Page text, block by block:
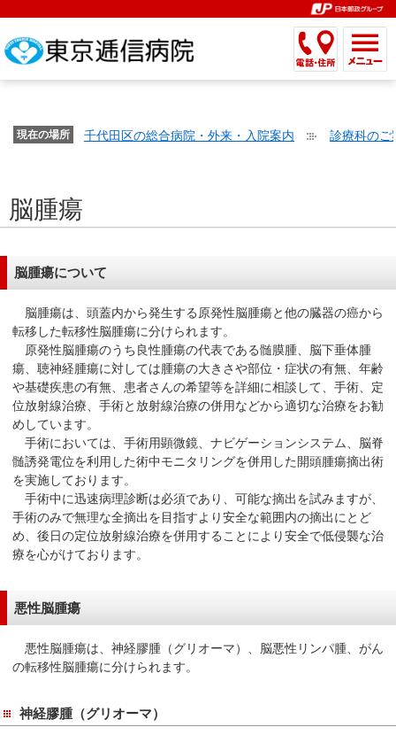
が
で
す。
ー
ジ
内
メ
ー
ヘ
ダ
ー
メ
ニ
ュ
ー
へ
移
動
し
ま
す
共
通
メ
ュ
ー
へ
移
し
こ
き
さ
で
す。
こ
大
き
定
す。
こ
メ
ニ
で
す。
こ
ま
ッ
メ
ニ
で
す。
こ
か
イ
検
索
す。
こ
こ
ま
イ
検
索
す。
こ
こ
か
通
ュ
ー
す。
こ
こ
ま
共
通
ュ
ー
す。
現在の場所 千代田区の総合病院・外来・入院案内 診療科のご
こ
か
文
す。
脳腫瘍
脳腫瘍について
脳腫瘍は、頭蓋内から発生する原発性脳腫瘍と他の臓器の癌から
転移した転移性脳腫瘍に分けられます。
原発性脳腫瘍のうち良性腫瘍の代表である髄膜腫、脳下垂体腫
瘍、聴神経腫瘍に対しては腫瘍の大きさや部位・症状の有無、年齢
や基礎疾患の有無、患者さんの希望等を詳細に相談して、手術、定
位放射線治療、手術と放射線治療の併用などから適切な治療をお勧
めしています。
手術においては、手術用顕微鏡、ナビゲーションシステム、脳脊
髄誘発電位を利用した術中モニタリングを併用した開頭腫瘍摘出術
を実施しております。
手術中に迅速病理診断は必須であり、可能な摘出を試みますが、
手術のみで無理な全摘出を目指すより安全な範囲内の摘出にとど
め、後日の定位放射線治療を併用することにより安全で低侵襲な治
療を心がけております。
悪性脳腫瘍
悪性脳腫瘍は、神経膠腫（グリオーマ）、脳悪性リンパ腫、がん
の転移性脳腫瘍に分けられます。
神経膠腫（グリオーマ）